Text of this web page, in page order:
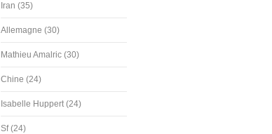
Iran (35)
Allemagne (30)
Mathieu Amalric (30)
Chine (24)
Isabelle Huppert (24)
Sf (24)